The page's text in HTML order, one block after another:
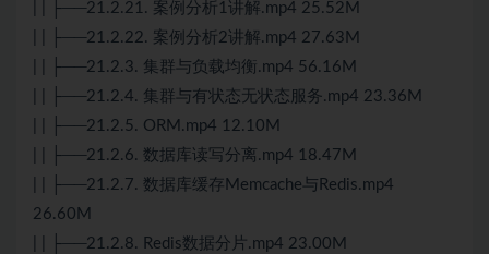
| | ├──21.2.21. 案例分析1讲解.mp4 25.52M
| | ├──21.2.22. 案例分析2讲解.mp4 27.63M
| | ├──21.2.3. 集群与负载均衡.mp4 56.16M
| | ├──21.2.4. 集群与有状态无状态服务.mp4 23.36M
| | ├──21.2.5. ORM.mp4 12.10M
| | ├──21.2.6. 数据库读写分离.mp4 18.47M
| | ├──21.2.7. 数据库缓存Memcache与Redis.mp4
26.60M
| | ├──21.2.8. Redis数据分片.mp4 23.00M